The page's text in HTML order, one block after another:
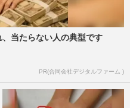
当たらない人の典型です
PR(合同会社デジタルファーム )